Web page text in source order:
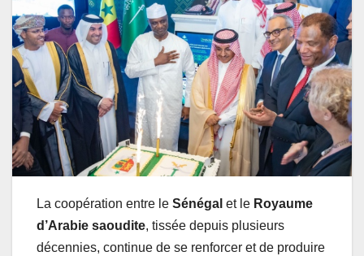
La coopération entre le Sénégal et le Royaume
d’Arabie saoudite, tissée depuis plusieurs
décennies, continue de se renforcer et de produire